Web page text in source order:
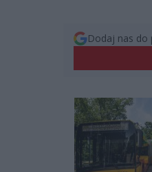
Dodaj nas do